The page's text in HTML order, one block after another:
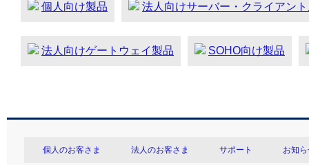
個人向け製品 法人向けサーバー・クライアン
法人向けゲートウェイ製品 SOHO向け製品
個人のお客さま 法人のお客さま サポート お知